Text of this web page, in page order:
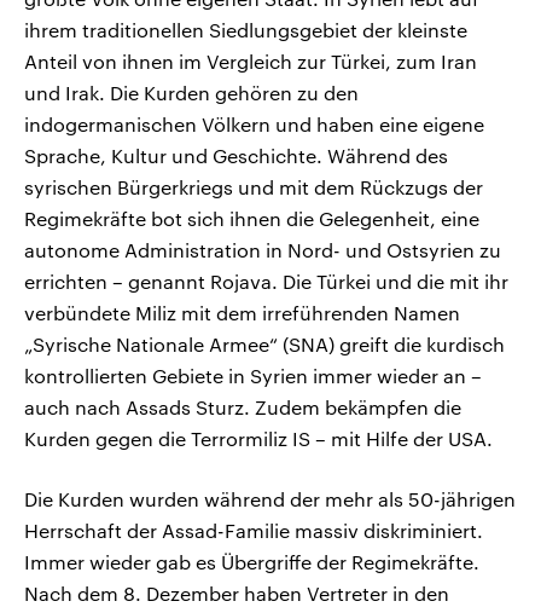
ihrem traditionellen Siedlungsgebiet der kleinste
Anteil von ihnen im Vergleich zur Türkei, zum Iran
und Irak. Die Kurden gehören zu den
indogermanischen Völkern und haben eine eigene
Sprache, Kultur und Geschichte. Während des
syrischen Bürgerkriegs und mit dem Rückzugs der
Regimekräfte bot sich ihnen die Gelegenheit, eine
autonome Administration in Nord- und Ostsyrien zu
errichten – genannt Rojava. Die Türkei und die mit ihr
verbündete Miliz mit dem irreführenden Namen
„Syrische Nationale Armee“ (SNA) greift die kurdisch
kontrollierten Gebiete in Syrien immer wieder an –
auch nach Assads Sturz. Zudem bekämpfen die
Kurden gegen die Terrormiliz IS – mit Hilfe der USA.
Die Kurden wurden während der mehr als 50-jährigen
Herrschaft der Assad-Familie massiv diskriminiert.
Immer wieder gab es Übergriffe der Regimekräfte.
Nach dem 8. Dezember haben Vertreter in den